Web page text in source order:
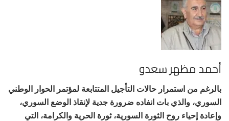
أحمد مظهر سعدو
بالرغم من استمرار حالات التأجيل المتتابعة لمؤتمر الحوار الوطني
السوري، والذي بات انفاده ضرورة جدية لإنقاذ الوضع السوري،
وإعادة إحياء روح الثورة السورية، ثورة الحرية والكرامة، التي